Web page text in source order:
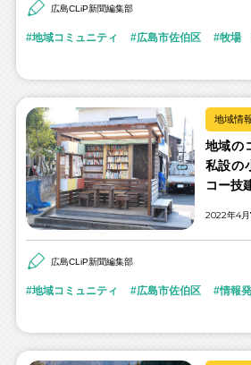
広島CLiP新聞編集部
地域コミュニティ 広島市佐伯区 牧場
地域情
地域の
私設の
コー技
2022年4
広島CLiP新聞編集部
地域コミュニティ 広島市佐伯区 情報